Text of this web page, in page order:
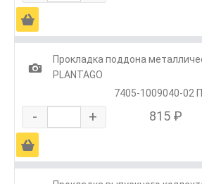
Ä
1
Прокладка поддона
PLANTAGO
7405-1009040-02 П
- + 815 ₽
Ä